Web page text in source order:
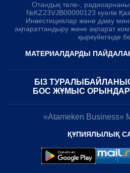
Отандық теле-,
№KZ23VJB00000123 куәлік
Инвестициялар және даму
ақпараттандыру және ақпарат
қыркүйегінде
МАТЕРИАЛДАРДЫ
БІЗ ТУРАЛЫ
БОС ЖҰМЫС
«Atameken Business»
ҚҰПИЯЛЫЛЫҚ